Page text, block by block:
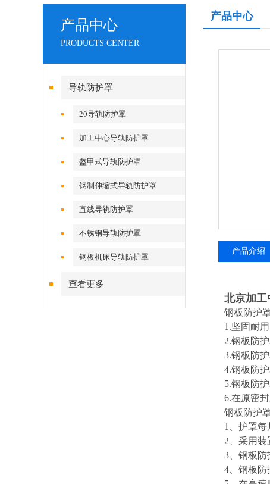
产品中心
PRODUCTS CENTER
导轨防护罩
20导轨防护罩
加工中心导轨防护罩
盔甲式导轨防护罩
钢制伸缩式导轨防护罩
直线导轨防护罩
不锈钢导轨防护罩
钢板机床导轨防护罩
查看更多
产品中心
产品介绍
北京加工
钢板防护
1.坚固耐
2.钢板防
3.钢板防
4.钢板防
5.钢板防
6.在原密
钢板防护
1
、护罩
2 、采用
3 、钢板
4 、钢板